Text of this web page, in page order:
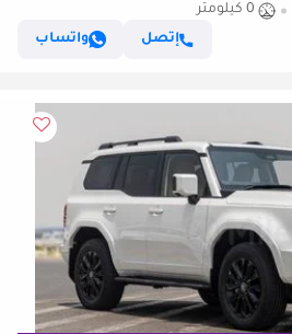
0 كيلومتر
إتصل
واتساب